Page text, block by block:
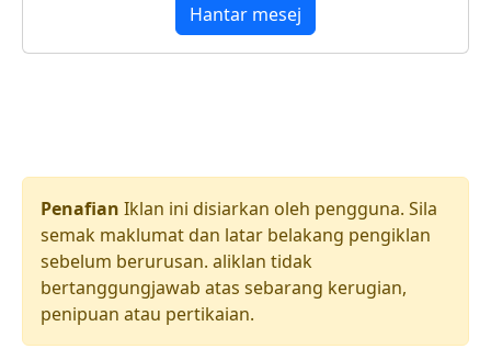
Hantar mesej
Penafian Iklan ini disiarkan oleh pengguna. Sila
semak maklumat dan latar belakang pengiklan
sebelum berurusan. aliklan tidak
bertanggungjawab atas sebarang kerugian,
penipuan atau pertikaian.